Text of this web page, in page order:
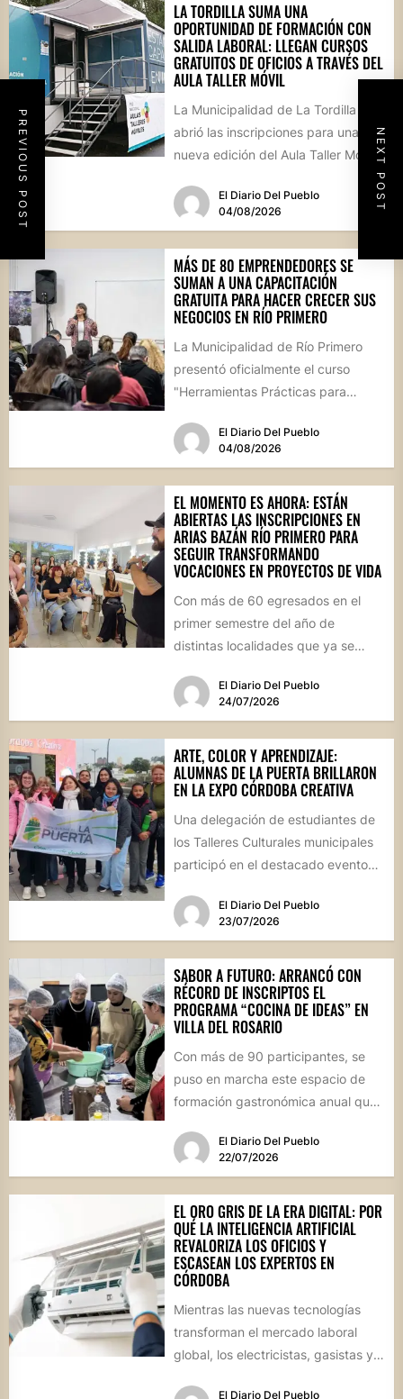
PREVIOUS POST NEXT POST
LA TORDILLA SUMA UNA
OPORTUNIDAD DE FORMACIÓN CON
SALIDA LABORAL: LLEGAN CURSOS
GRATUITOS DE OFICIOS A TRAVÉS DEL
AULA TALLER MÓVIL
La Municipalidad de La Tordilla
abrió las inscripciones para una
nueva edición del Aula Taller Móvil
El Diario Del Pueblo
04/08/2026
MÁS DE 80 EMPRENDEDORES SE
SUMAN A UNA CAPACITACIÓN
GRATUITA PARA HACER CRECER SUS
NEGOCIOS EN RÍO PRIMERO
La Municipalidad de Río Primero
presentó oficialmente el curso
"Herramientas Prácticas para
destinada a emprendedores,...
El Diario Del Pueblo
04/08/2026
EL MOMENTO ES AHORA: ESTÁN
ABIERTAS LAS INSCRIPCIONES EN
ARIAS BAZÁN RÍO PRIMERO PARA
SEGUIR TRANSFORMANDO
VOCACIONES EN PROYECTOS DE VIDA
Con más de 60 egresados en el
primer semestre del año de
distintas localidades que ya se
El Diario Del Pueblo
24/07/2026
ARTE, COLOR Y APRENDIZAJE:
ALUMNAS DE LA PUERTA BRILLARON
EN LA EXPO CÓRDOBA CREATIVA
Una delegación de estudiantes de
los Talleres Culturales municipales
participó en el destacado evento
cordobesa,...El Diario Del Pueblo
23/07/2026
SABOR A FUTURO: ARRANCÓ CON
RÉCORD DE INSCRIPTOS EL
PROGRAMA “COCINA DE IDEAS” EN
VILLA DEL ROSARIO
Con más de 90 participantes, se
puso en marcha este espacio de
formación gastronómica anual que
culinarias...El Diario Del Pueblo
22/07/2026
EL ORO GRIS DE LA ERA DIGITAL: POR
QUÉ LA INTELIGENCIA ARTIFICIAL
REVALORIZA LOS OFICIOS Y
ESCASEAN LOS EXPERTOS EN
CÓRDOBA
Mientras las nuevas tecnologías
transforman el mercado laboral
global, los electricistas, gasistas y
El Diario Del Pueblo